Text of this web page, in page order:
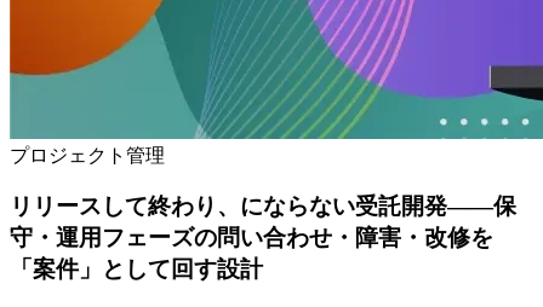
プロジェクト管理
リリースして終わり、にならない受託開発——保
守・運用フェーズの問い合わせ・障害・改修を
「案件」として回す設計